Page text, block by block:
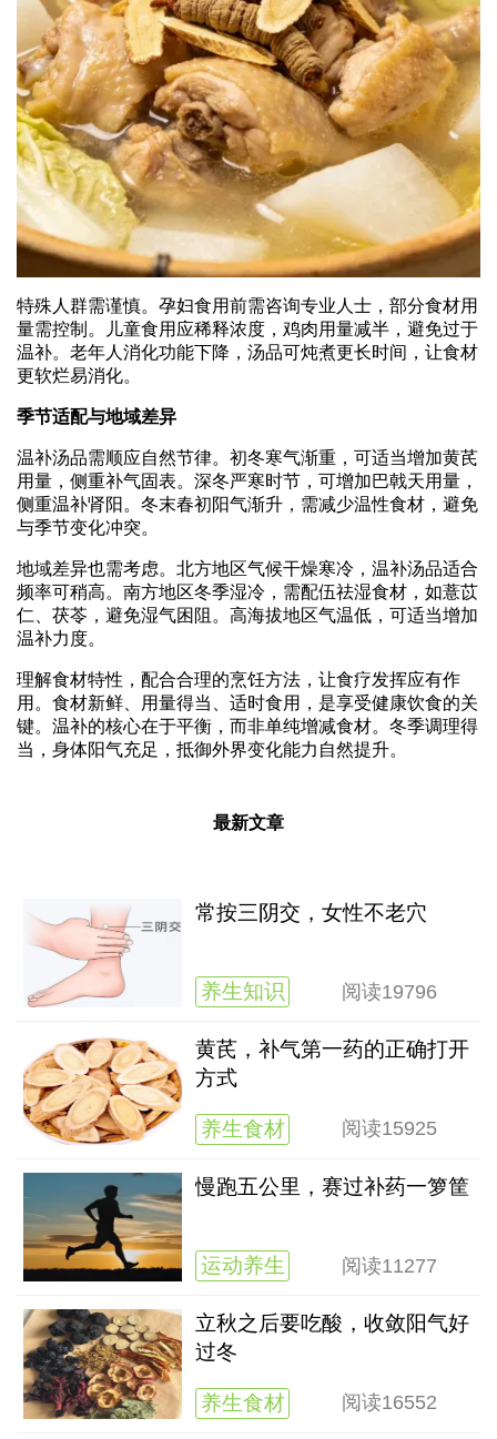
特殊人群需谨慎。孕妇食用前需咨询专业人士，部分食材用
量需控制。儿童食用应稀释浓度，鸡肉用量减半，避免过于
温补。老年人消化功能下降，汤品可炖煮更长时间，让食材
更软烂易消化。
季节适配与地域差异
温补汤品需顺应自然节律。初冬寒气渐重，可适当增加黄芪
用量，侧重补气固表。深冬严寒时节，可增加巴戟天用量，
侧重温补肾阳。冬末春初阳气渐升，需减少温性食材，避免
与季节变化冲突。
地域差异也需考虑。北方地区气候干燥寒冷，温补汤品适合
频率可稍高。南方地区冬季湿冷，需配伍祛湿食材，如薏苡
仁、茯苓，避免湿气困阻。高海拔地区气温低，可适当增加
温补力度。
理解食材特性，配合合理的烹饪方法，让食疗发挥应有作
用。食材新鲜、用量得当、适时食用，是享受健康饮食的关
键。温补的核心在于平衡，而非单纯增减食材。冬季调理得
当，身体阳气充足，抵御外界变化能力自然提升。
最新文章
常按三阴交，女性不老穴
养生知识 阅读19796
黄芪，补气第一药的正确打开
方式
养生食材 阅读15925
慢跑五公里，赛过补药一箩筐
运动养生 阅读11277
立秋之后要吃酸，收敛阳气好
过冬
养生食材 阅读16552